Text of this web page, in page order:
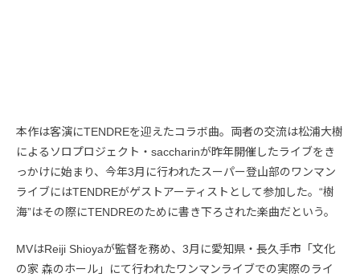
本作は客演にTENDREを迎えたコラボ曲。両者の交流は松浦大樹
によるソロプロジェクト・saccharinが昨年開催したライブをき
っかけに始まり、今年3月に行われたスーパー登山部のワンマン
ライブにはTENDREがゲストアーティストとして参加した。“樹
海”はその際にTENDREのために書き下ろされた楽曲だという。
MVはReiji Shioyaが監督を務め、3月に愛知県・長久手市「文化
の家 森のホール」にて行われたワンマンライブでの実際のライ